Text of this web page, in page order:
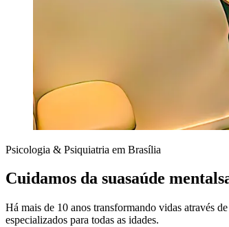
Psicologia & Psiquiatria em Brasília
Cuidamos da suasaúde mental
Há mais de 10 anos transformando vidas através
especializados para todas as idades.